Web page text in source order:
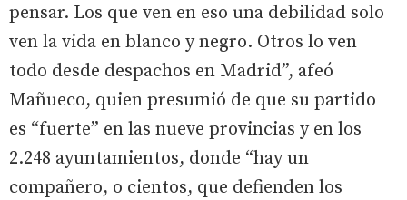
pensar. Los que ven en eso una debilidad solo
ven la vida en blanco y negro. Otros lo ven
todo desde despachos en Madrid”, afeó
Mañueco, quien presumió de que su partido
es “fuerte” en las nueve provincias y en los
2.248 ayuntamientos, donde “hay un
compañero, o cientos, que defienden los